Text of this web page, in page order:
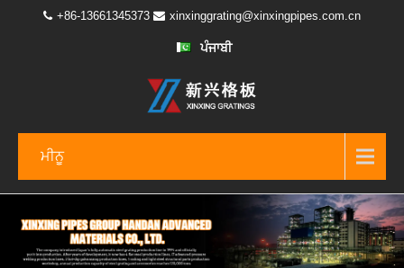
+86-13661345373 xinxinggrating@xinxingpipes.com.cn
ਪੰਜਾਬੀ
ਮੀਨੂ